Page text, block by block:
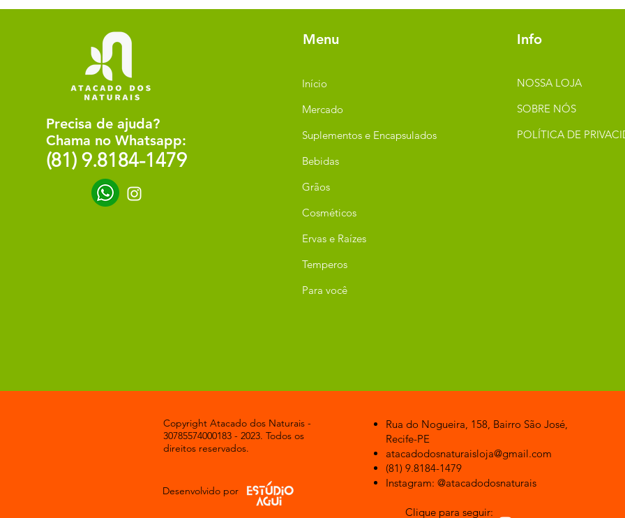
Precisa de ajuda?
Chama no Whatsapp:
(81) 9.8184-1479
Menu
Início
Mercado
Suplementos e Encapsulados
Bebidas
Grãos
Cosméticos
Ervas e Raízes
Temperos
Para você
Info
NOSSA LOJA
SOBRE NÓS
POLÍTICA DE
Copyright Atacado dos Naturais -
30785574000183 - 2023. Todos os
direitos reservados.
Desenvolvido por
Rua do Nogueira, 158, Bairro São José,
Recife-PE
atacadodosnaturaisloja@gmail.com
(81) 9.8184-1479
Instagram: @atacadodosnaturais
Clique para seguir: